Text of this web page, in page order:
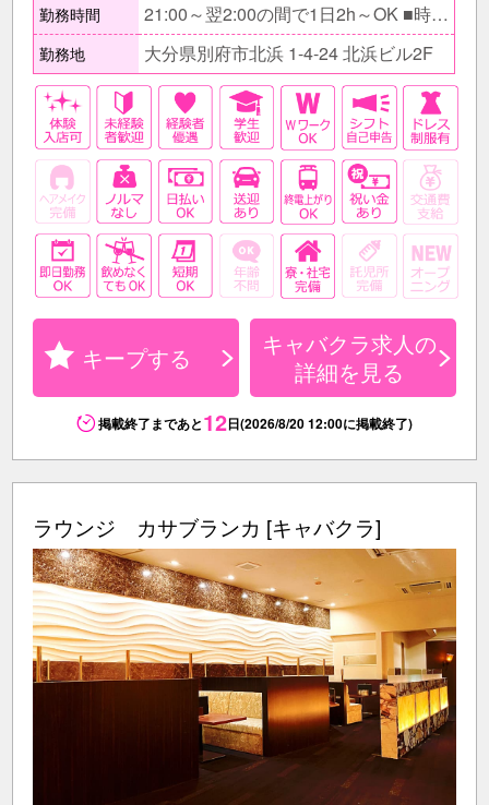
勤務時間 21:00～翌2:00の間で1日2h～OK ■時間帯・日数は相談に応じます。 □フルタイム出勤希望の方 お待ちしています! ガッツリ働いて高収入をゲット♪ ■学校終わりのスキマ時間にちょこっと勤務できます！ □体験入店の場合は1日4h～になります。 あっという間に時間が経ちますよ♪
勤務地 大分県別府市北浜 1-4-24 北浜ビル2F
キープする
キャバクラ求人の
詳細を見る
掲載終了まであと12日(2026/8/20 12:00に掲載終了)
ラウンジ カサブランカ [キャバクラ]